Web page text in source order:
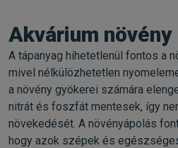
Akvárium
A tápanyag hihetetlenül fontos a
mivel nélkülözhetetlen
a növény gyökerei számára
nitrát és foszfát mentesek, így
növekedését. A növényápolás
hogy azok szépek és